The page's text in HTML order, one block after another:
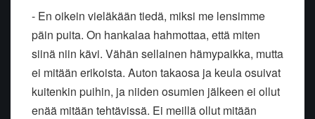
- En oikein vieläkään tiedä, miksi me lensimme
päin puita. On hankalaa hahmottaa, että miten
siinä niin kävi. Vähän sellainen hämypaikka, mutta
ei mitään erikoista. Auton takaosa ja keula osuivat
kuitenkin puihin, ja niiden osumien jälkeen ei ollut
enää mitään tehtävissä. Ei meillä ollut mitään